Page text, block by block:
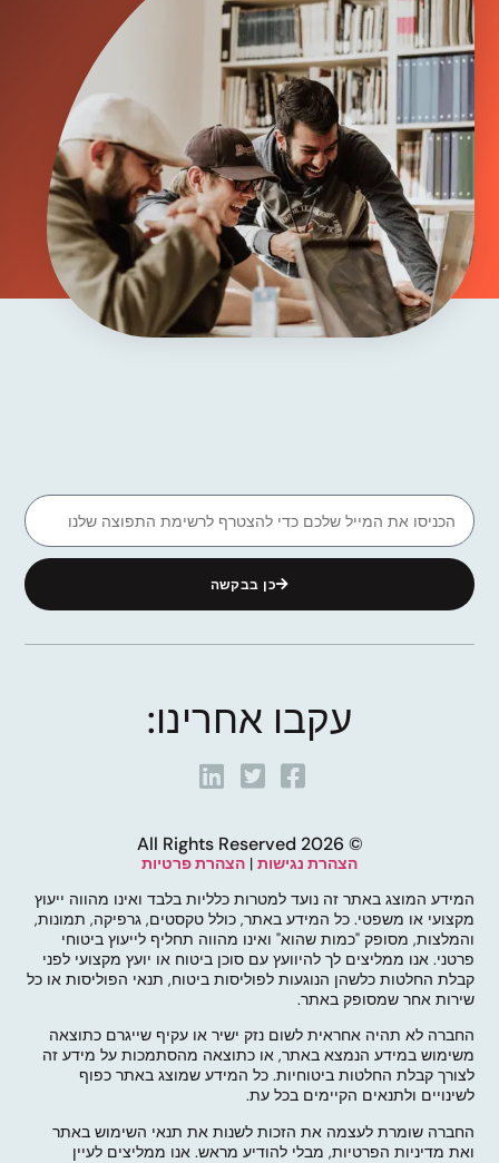
כן בבקשה
עקבו אחרינו:
© 2026 All Rights Reserved
הצהרת נגישות | הצהרת פרטיות
המידע המוצג באתר זה נועד למטרות כלליות בלבד ואינו מהווה ייעוץ
מקצועי או משפטי. כל המידע באתר, כולל טקסטים, גרפיקה, תמונות,
והמלצות, מסופק "כמות שהוא" ואינו מהווה תחליף לייעוץ ביטוחי
פרטני. אנו ממליצים לך להיוועץ עם סוכן ביטוח או יועץ מקצועי לפני
קבלת החלטות כלשהן הנוגעות לפוליסות ביטוח, תנאי הפוליסות או כל
שירות אחר שמסופק באתר.
החברה לא תהיה אחראית לשום נזק ישיר או עקיף שייגרם כתוצאה
משימוש במידע הנמצא באתר, או כתוצאה מהסתמכות על מידע זה
לצורך קבלת החלטות ביטוחיות. כל המידע שמוצג באתר כפוף
לשינויים ולתנאים הקיימים בכל עת.
החברה שומרת לעצמה את הזכות לשנות את תנאי השימוש באתר
ואת מדיניות הפרטיות, מבלי להודיע מראש. אנו ממליצים לעיין